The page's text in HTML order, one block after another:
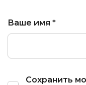
Ваше имя *
Сохранить